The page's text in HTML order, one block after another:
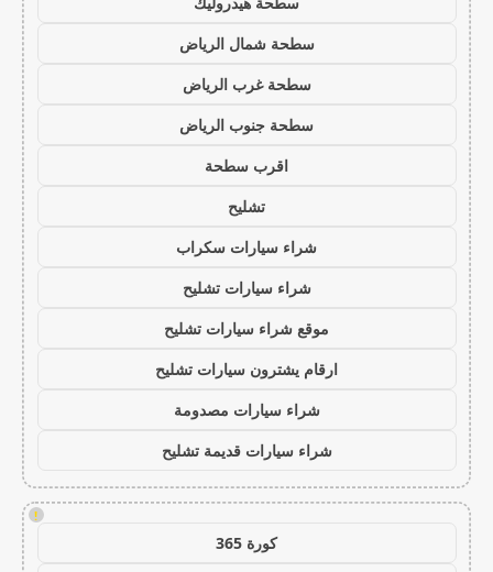
سطحة شمال الرياض
سطحة غرب الرياض
سطحة جنوب الرياض
اقرب سطحة
تشليح
شراء سيارات سكراب
شراء سيارات تشليح
موقع شراء سيارات تشليح
ارقام يشترون سيارات تشليح
شراء سيارات مصدومة
شراء سيارات قديمة تشليح
!
كورة 365